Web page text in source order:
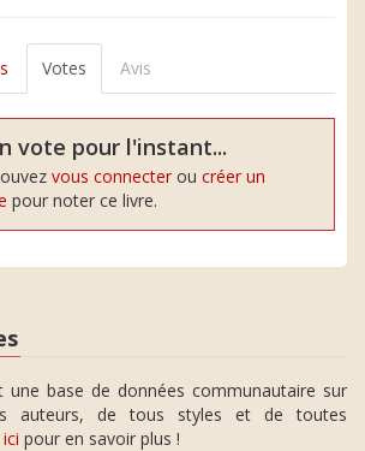
Votes Avis
vote pour l'instant...
vous connecter ou créer un
pour noter ce livre.
une base de données communautaire sur
auteurs, de tous styles et de toutes
pour en savoir plus !